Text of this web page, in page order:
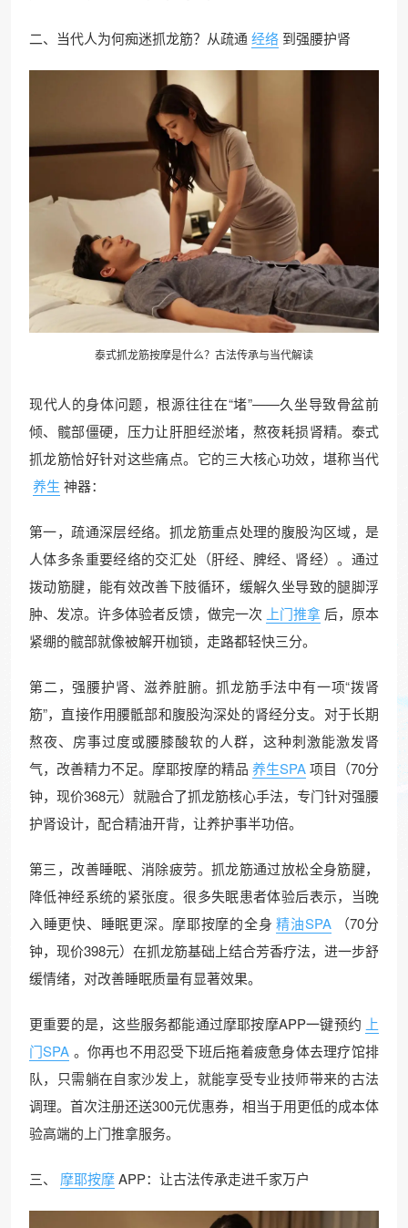
二、当代人为何痴迷抓龙筋？从疏通 经络 到强腰护肾
泰式抓龙筋按摩是什么？古法传承与当代解读
现代人的身体问题，根源往往在“堵”——久坐导致骨盆前
倾、髋部僵硬，压力让肝胆经淤堵，熬夜耗损肾精。泰式
抓龙筋恰好针对这些痛点。它的三大核心功效，堪称当代
养生 神器：
第一，疏通深层经络。抓龙筋重点处理的腹股沟区域，是
人体多条重要经络的交汇处（肝经、脾经、肾经）。通过
拨动筋腱，能有效改善下肢循环，缓解久坐导致的腿脚浮
肿、发凉。许多体验者反馈，做完一次 上门推拿 后，原本
紧绷的髋部就像被解开枷锁，走路都轻快三分。
第二，强腰护肾、滋养脏腑。抓龙筋手法中有一项“拨肾
筋”，直接作用腰骶部和腹股沟深处的肾经分支。对于长期
熬夜、房事过度或腰膝酸软的人群，这种刺激能激发肾
气，改善精力不足。摩耶按摩的精品 养生SPA 项目（70分
钟，现价368元）就融合了抓龙筋核心手法，专门针对强腰
护肾设计，配合精油开背，让养护事半功倍。
第三，改善睡眠、消除疲劳。抓龙筋通过放松全身筋腱，
降低神经系统的紧张度。很多失眠患者体验后表示，当晚
入睡更快、睡眠更深。摩耶按摩的全身 精油SPA
（70分
钟，现价398元）在抓龙筋基础上结合芳香疗法，进一步舒
缓情绪，对改善睡眠质量有显著效果。
更重要的是，这些服务都能通过摩耶按摩APP一键预约 上
门SPA 。你再也不用忍受下班后拖着疲惫身体去理疗馆排
队，只需躺在自家沙发上，就能享受专业技师带来的古法
调理。首次注册还送300元优惠券，相当于用更低的成本体
验高端的上门推拿服务。
三、 摩耶按摩APP：让古法传承走进千家万户